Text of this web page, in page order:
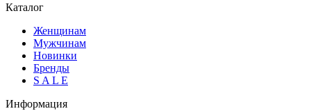
Каталог
Женщинам
Мужчинам
Новинки
Бренды
S A L E
Информация